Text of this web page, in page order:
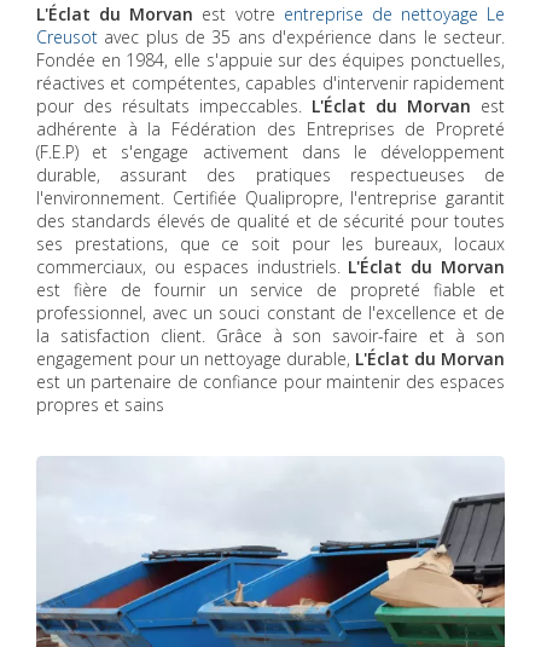
L'Éclat du Morvan est votre entreprise de nettoyage Le
Creusot avec plus de 35 ans d'expérience dans le secteur.
Fondée en 1984, elle s'appuie sur des équipes ponctuelles,
réactives et compétentes, capables d'intervenir rapidement
pour des résultats impeccables. L'Éclat du Morvan est
adhérente à la Fédération des Entreprises de Propreté
(F.E.P) et s'engage activement dans le développement
durable, assurant des pratiques respectueuses de
l'environnement. Certifiée Qualipropre, l'entreprise garantit
des standards élevés de qualité et de sécurité pour toutes
ses prestations, que ce soit pour les bureaux, locaux
commerciaux, ou espaces industriels. L'Éclat du Morvan
est fière de fournir un service de propreté fiable et
professionnel, avec un souci constant de l'excellence et de
la satisfaction client. Grâce à son savoir-faire et à son
engagement pour un nettoyage durable, L'Éclat du Morvan
est un partenaire de confiance pour maintenir des espaces
propres et sains